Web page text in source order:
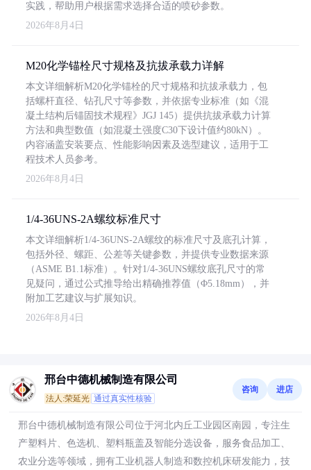
实践，帮助用户根据需求选择合适的喷砂参数。
2026年8月4日
M20化学锚栓尺寸规格及抗拔承载力详解
本文详细解析M20化学锚栓的尺寸规格和抗拔承载力，包
括螺杆直径、钻孔尺寸等参数，并依据专业标准（如《混
凝土结构后锚固技术规程》JGJ 145）提供抗拔承载力计算
方法和典型数值（如混凝土强度C30下设计值约80kN）。
内容涵盖安装要点、性能影响因素及选型建议，适用于工
程技术人员参考。
2026年8月4日
1/4-36UNS-2A螺纹标准尺寸
本文详细解析1/4-36UNS-2A螺纹的标准尺寸及底孔计算，
包括外径、螺距、公差等关键参数，并提供专业数据来源
（ASME B1.1标准）。针对1/4-36UNS螺纹底孔尺寸的常
见疑问，通过公式推导给出精确推荐值（Φ5.18mm），并
附加工艺建议与扩展知识。
2026年8月4日
邢台中德机械制造有限公司
法人:荣延光 通过真实性核验
咨询 进店
邢台中德机械制造有限公司位于河北内丘工业园区南园，专注生
产塑料片、色选机、塑料瓶盖及智能分选设备，服务食品加工、
农业分选等领域，拥有工业机器人制造和数控机床研发能力，技